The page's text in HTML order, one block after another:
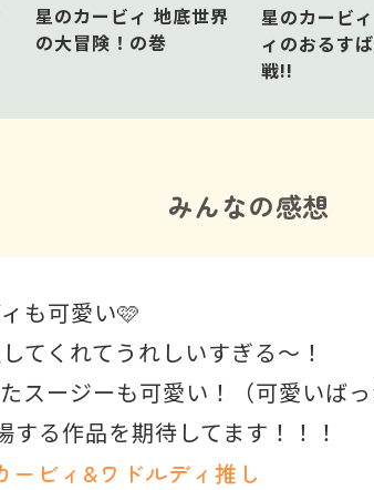
星のカービィ 地底世界
の大冒険！の巻
星のカービ
ィのおるす
戦!!
みんなの感想
も可愛い🩷
てくれてうれしいすぎる〜！
スージーも可愛い！（可愛いばっ
る作品を期待してます！！！
ービィ&ワドルディ推し